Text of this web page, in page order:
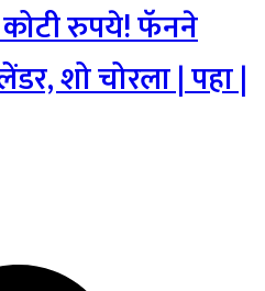
रुपये! फॅनने
शो चोरला | पहा |